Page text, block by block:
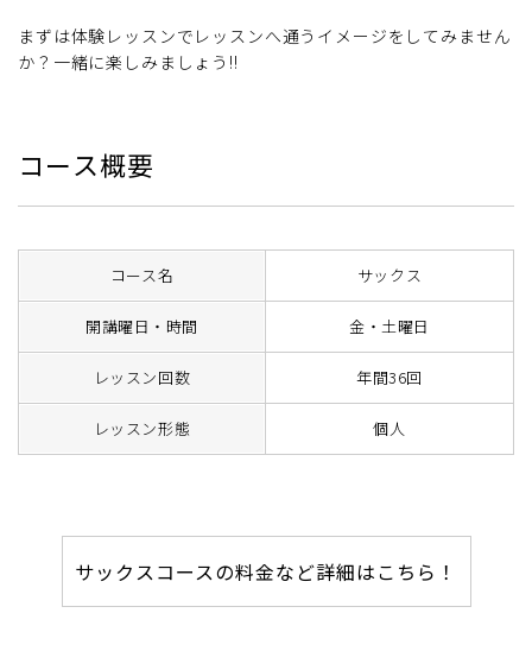
まずは体験レッスンでレッスンへ通うイメージをしてみません
か？一緒に楽しみましょう!!
コース概要
コース名 サックス
開講曜日・時間 金・土曜日
レッスン回数 年間36回
レッスン形態 個人
サックスコースの料金など詳細はこちら！